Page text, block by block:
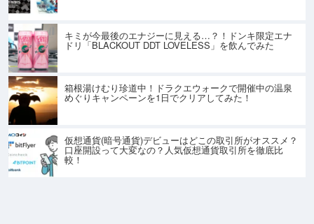
キミが今最後のエナジーに見える…？！ドンキ限定エナ
ドリ「BLACKOUT DDT LOVELESS」を飲んでみた
箱根湯けむり珍道中！ドラクエウォークで開催中の温泉
めぐりキャンペーンを1日でクリアしてみた！
仮想通貨(暗号通貨)デビューはどこの取引所がオススメ？
口座開設って大変なの？人気仮想通貨取引所を徹底比
較！